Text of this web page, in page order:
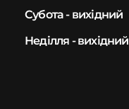
Субота - вихідний
Неділля - вихідний